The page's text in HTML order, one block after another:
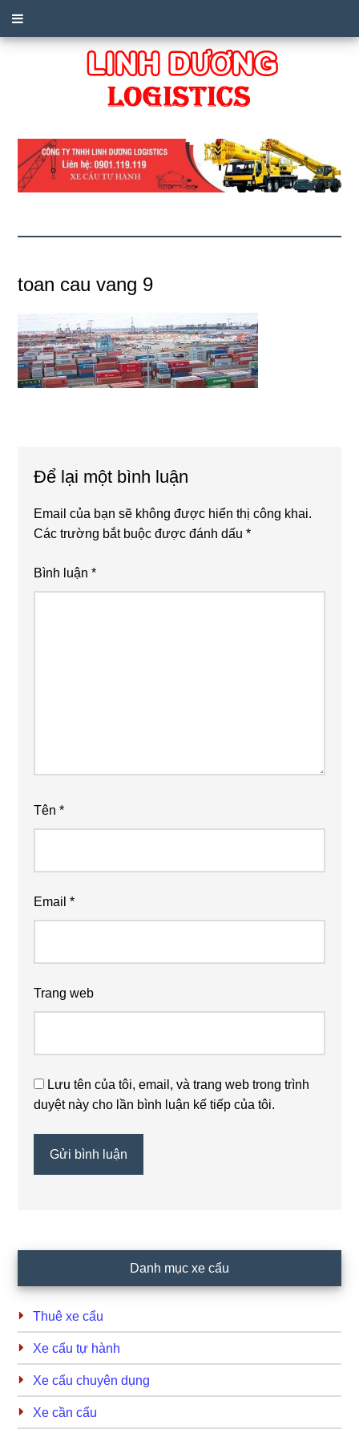
toan cau vang 9
Interactions
Để lại một bình luận
Email của bạn sẽ không được hiển thị công khai.
Các trường bắt buộc được đánh dấu*
Bình luận*
Tên*
Email*
Trang web
Lưu tên của tôi, email, và trang web trong trình
duyệt này cho lần bình luận kế tiếp của tôi.
Sidebar
Danh mục xe cẩu
Thuê xe cẩu
Xe cẩu tự hành
Xe cẩu chuyên dụng
Xe cần cẩu